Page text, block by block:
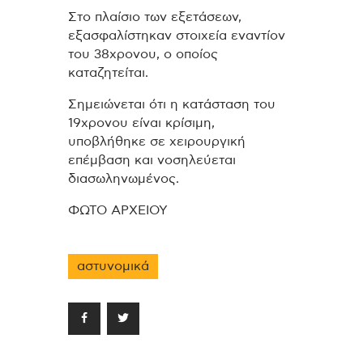
Στο πλαίσιο των εξετάσεων,
εξασφαλίστηκαν στοιχεία εναντίον
του 38χρονου, ο οποίος
καταζητείται.
Σημειώνεται ότι η κατάσταση του
19χρονου είναι κρίσιμη,
υποβλήθηκε σε χειρουργική
επέμβαση και νοσηλεύεται
διασωληνωμένος.
ΦΩΤΟ ΑΡΧΕΙΟΥ
αστυνομικά